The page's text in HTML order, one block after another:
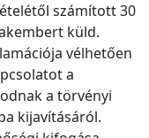
számított 30
küld.
vélhetően
a
a törvényi
kijavításáról.